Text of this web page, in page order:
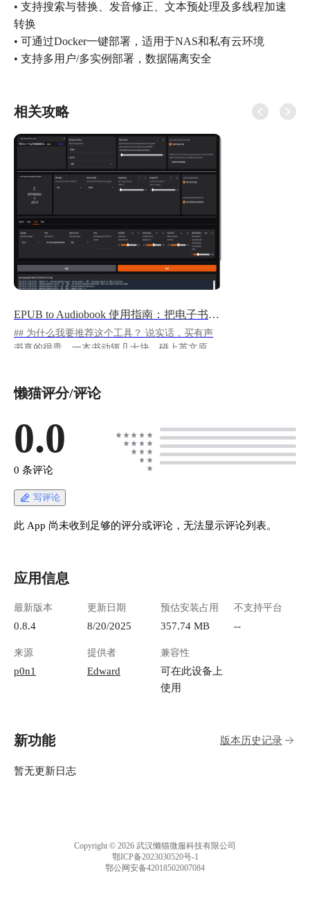
• 支持搜索与替换、发音修正、文本预处理及多线程加速
转换
• 可通过Docker一键部署，适用于NAS和私有云环境
• 支持多用户/多实例部署，数据隔离安全
相关攻略
EPUB to Audiobook 使用指南：把电子书变成有声书
## 为什么我要推荐这个工具？ 说实话，买有声
书真的很贵。一本书动辄几十块，碰上英文原版
变成有声书呢？ EPUB to Audiobook 这个项目就
微软Azure TTS（声音质量最好） - 支持OpenAI
TTS（也很不错，但要花钱） - 支持Edge
TTS（免费！声音质量还行） - 支持本地Piper
https://appstore.lazycat.cloud/#/shop/detail/cloud.laz
ycat.app.epub2audiobook ## 快速上手 应用安装
后，打开主页面 ![image.png](https://lzc-
上半部分：基础设置区 这部分是进行有声书转换
置。 左上角：Select the book file to process (选择
要处理的电子书文件) 这里就是你上传 EPUB 电
1301583638.cos.ap-
chengdu.myqcloud.com/guidelines/496/e2b85e2b-
010b-4268-9d33-1a4796cebea0.png "image.png")
playground-1301583638.cos.ap-
6d82-43c5-8ba8-94ad32df307a.png "image.png")
chengdu.myqcloud.com/guidelines/496/2addd478-
e4d7-4643-ae5a-4b5b7a515346.png "image.png")
右上角：Enable Preview Mode (启用预览模式) 这
懒猫评分/评论
0.0
0 条评论
写评论
此 App 尚未收到足够的评分或评论，无法显示评论列表。
应用信息
最新版本
0.8.4
更新日期
8/20/2025
预估安装占用
357.74 MB
不支持平台
--
来源
p0n1
提供者
Edward
兼容性
可在此设备上
使用
新功能 版本历史记录
暂无更新日志
Copyright © 2026 武汉懒猫微服科技有限公司
鄂ICP备2023030520号-1
鄂公网安备42018502007084